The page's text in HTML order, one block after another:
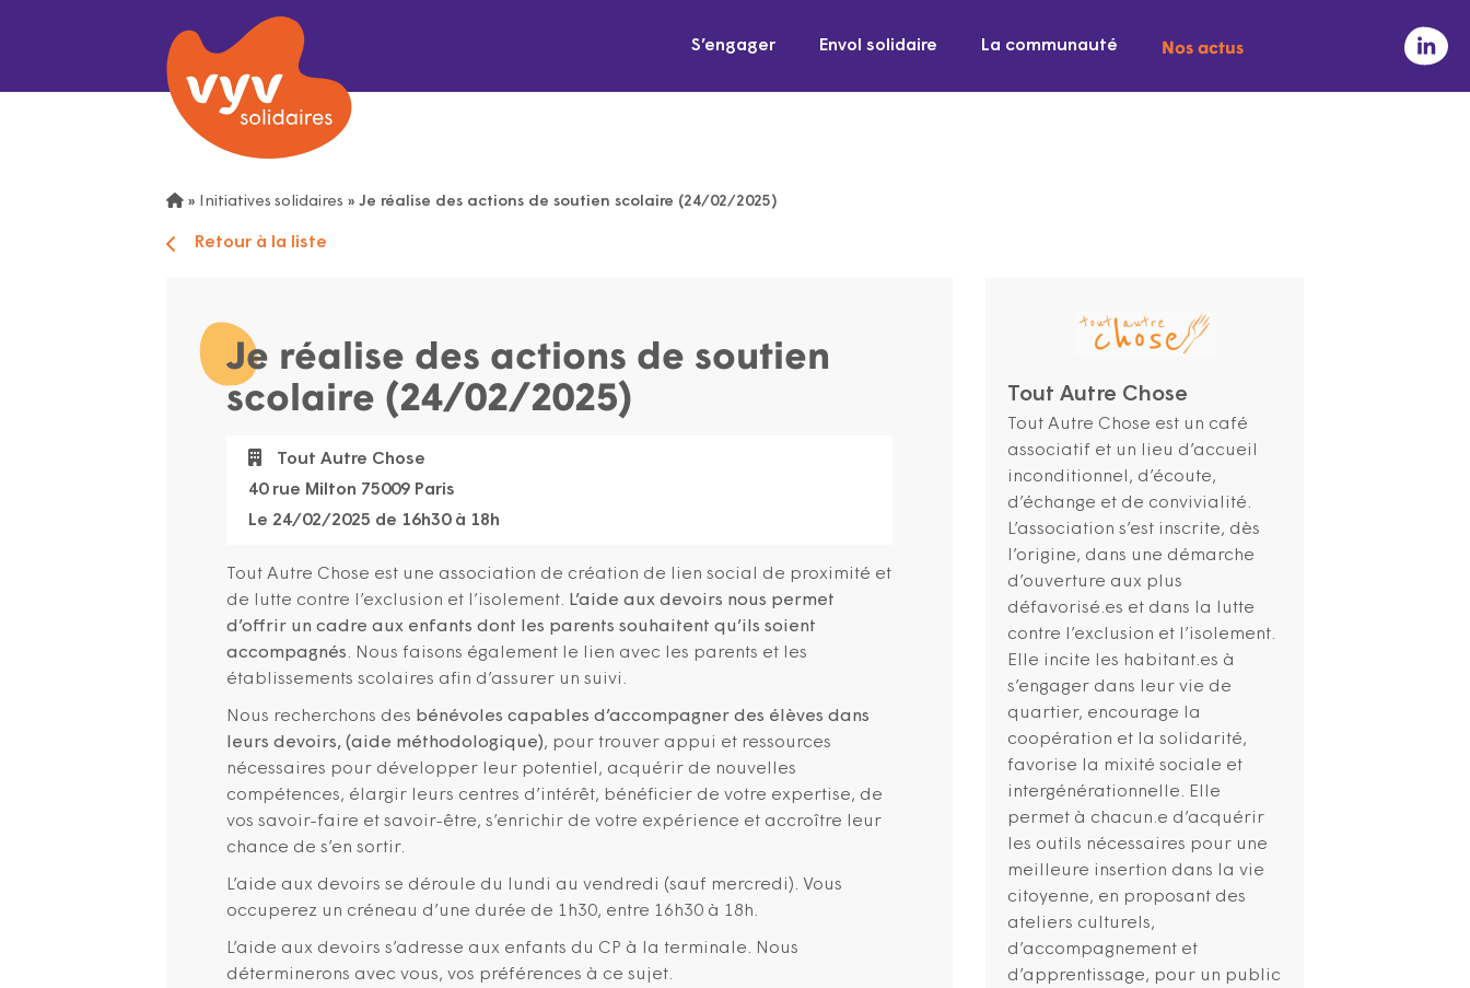
S’engager Envol solidaire La communauté Nos actus
» Initiatives solidaires » Je réalise des actions de soutien scolaire (24/02/2025)
Retour à la liste
Je réalise des actions de soutien
scolaire (24/02/2025)
Tout Autre Chose
40 rue Milton 75009 Paris
Le 24/02/2025 de 16h30 à 18h
Tout Autre Chose est une association de création de lien social de proximité et
de lutte contre l’exclusion et l’isolement. L’aide aux devoirs nous permet
d’offrir un cadre aux enfants dont les parents souhaitent qu’ils soient
accompagnés. Nous faisons également le lien avec les parents et les
établissements scolaires afin d’assurer un suivi.
Nous recherchons des bénévoles capables d’accompagner des élèves dans
leurs devoirs, (aide méthodologique), pour trouver appui et ressources
nécessaires pour développer leur potentiel, acquérir de nouvelles
compétences, élargir leurs centres d’intérêt, bénéficier de votre expertise, de
vos savoir-faire et savoir-être, s’enrichir de votre expérience et accroître leur
chance de s’en sortir.
L’aide aux devoirs se déroule du lundi au vendredi (sauf mercredi). Vous
occuperez un créneau d’une durée de 1h30, entre 16h30 à 18h.
L’aide aux devoirs s’adresse aux enfants du CP à la terminale. Nous
déterminerons avec vous, vos préférences à ce sujet.
Tout Autre Chose
Tout Autre Chose est un café
associatif et un lieu d’accueil
inconditionnel, d’écoute,
d’échange et de convivialité.
L’association s’est inscrite, dès
l’origine, dans une démarche
d’ouverture aux plus
défavorisé.es et dans la lutte
contre l’exclusion et l’isolement.
Elle incite les habitant.es à
s’engager dans leur vie de
quartier, encourage la
coopération et la solidarité,
favorise la mixité sociale et
intergénérationnelle. Elle
permet à chacun.e d’acquérir
les outils nécessaires pour une
meilleure insertion dans la vie
citoyenne, en proposant des
ateliers culturels,
d’accompagnement et
d’apprentissage, pour un public